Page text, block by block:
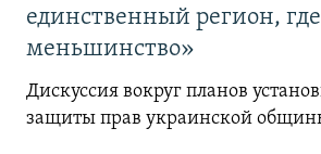
единственный регион,
меньшинство»
Дискуссия вокруг планов
защиты прав украинской